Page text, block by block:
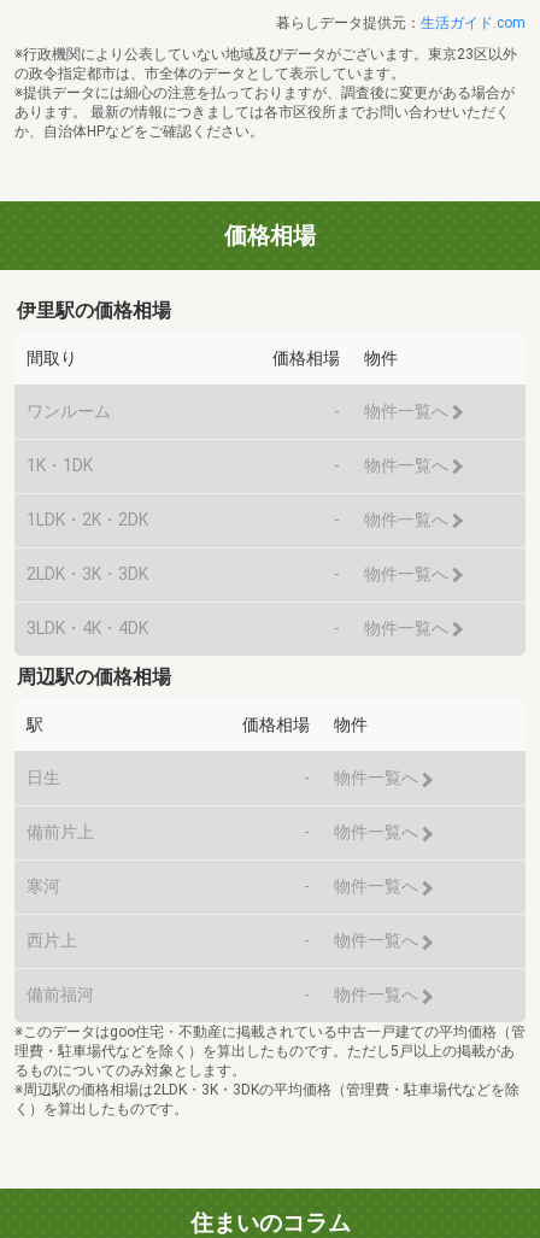
暮らしデータ提供元： 生活ガイド.com
※行政機関により公表していない地域及びデータがございます。東京23区以外
の政令指定都市は、市全体のデータとして表示しています。
※提供データには細心の注意を払っておりますが、調査後に変更がある場合が
あります。 最新の情報につきましては各市区役所までお問い合わせいただく
か、自治体HPなどをご確認ください。
価格相場
伊里駅の価格相場
間取り 価格相場 物件
ワンルーム - 物件一覧へ
1K・1DK - 物件一覧へ
1LDK・2K・2DK - 物件一覧へ
2LDK・3K・3DK - 物件一覧へ
3LDK・4K・4DK - 物件一覧へ
周辺駅の価格相場
駅 価格相場 物件
日生 - 物件一覧へ
備前片上 - 物件一覧へ
寒河 - 物件一覧へ
西片上 - 物件一覧へ
備前福河 - 物件一覧へ
※このデータはgoo住宅・不動産に掲載されている中古一戸建ての平均価格（管
理費・駐車場代などを除く）を算出したものです。ただし5戸以上の掲載があ
るものについてのみ対象とします。
※周辺駅の価格相場は2LDK・3K・3DKの平均価格（管理費・駐車場代などを除
く）を算出したものです。
住まいのコラム